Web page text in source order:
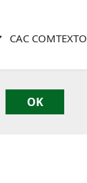
CAC COMTEXTO